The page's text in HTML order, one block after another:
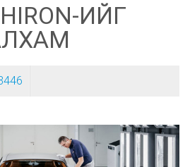
ИЙГ